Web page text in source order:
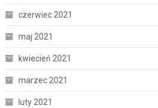
czerwiec 2021
maj 2021
kwiecień 2021
marzec 2021
luty 2021